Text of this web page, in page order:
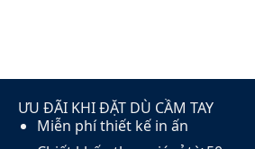
ƯU ĐÃI KHI ĐẶT DÙ CẦM TAY
Miễn phí thiết kế in ấn